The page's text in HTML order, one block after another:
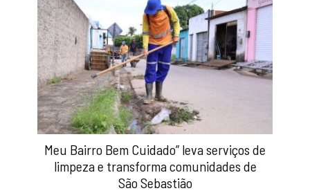
Meu Bairro Bem Cuidado” leva serviços de
limpeza e transforma comunidades de
São Sebastião